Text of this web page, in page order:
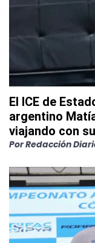
El ICE de
argentino
viajando con
PorRedacción